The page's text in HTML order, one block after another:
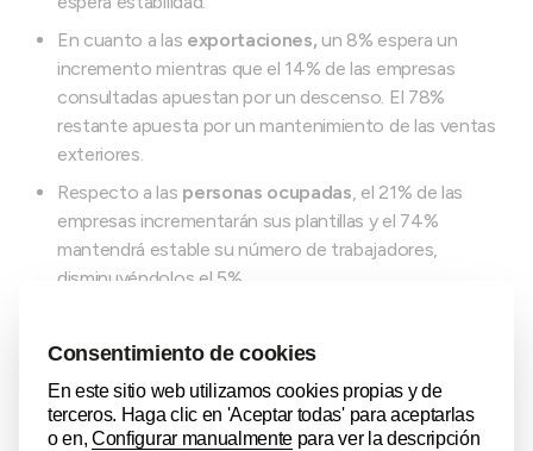
En cuanto a las exportaciones, un 8% espera un
incremento mientras que el 14% de las empresas
consultadas apuestan por un descenso. El 78%
restante apuesta por un mantenimiento de las ventas
exteriores.
Respecto a las personas ocupadas , el 21% de las
empresas incrementarán sus plantillas y el 74%
mantendrá estable su número de trabajadores,
disminuyéndolos el 5%.